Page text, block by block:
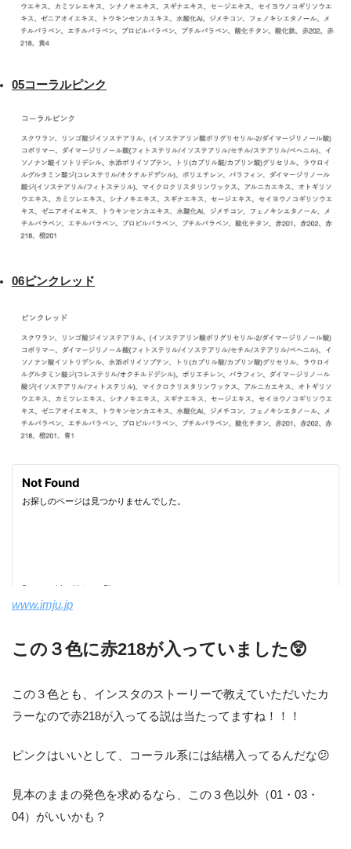
05コーラルピンク
06ピンクレッド
www.imju.jp
この３色に赤218が入っていました😲
この３色とも、インスタのストーリーで教えていただいたカ
ラーなので赤218が入ってる説は当たってますね！！！
ピンクはいいとして、コーラル系には結構入ってるんだな😕
見本のままの発色を求めるなら、この３色以外（01・03・
04）がいいかも？